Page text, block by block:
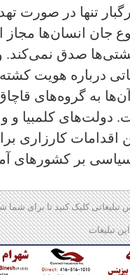
تنها در صورت
جان انسان‌ها
صدق نمی‌کند.
درباره هویت
به گروه‌های
دولت‌های کلمبیا و
اقدامات کارزاری
بر کشورهای
کلیک کنید تا برای شما
تبلیغات